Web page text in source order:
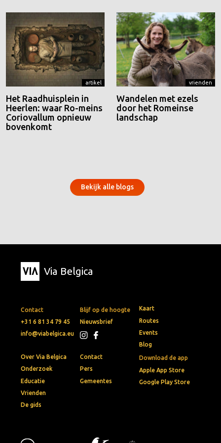
artikel
Het Raadhuisplein in
Heerlen: waar Ro-meins
Coriovallum opnieuw
bovenkomt
vrienden
Wandelen met ezels
door het Romeinse
landschap
Bekijk alle blogs
Via Belgica
Contact
+31 6 81 34 79 45
info@viabelgica.eu
Blijf op de hoogte
Nieuwsbrief
Download de app
Apple App Store
Google Play Store
Kaart
Routes
Events
Blog
Over Via Belgica
Onderzoek
Educatie
Vrienden
De gids
Contact
Pers
Gemeentes